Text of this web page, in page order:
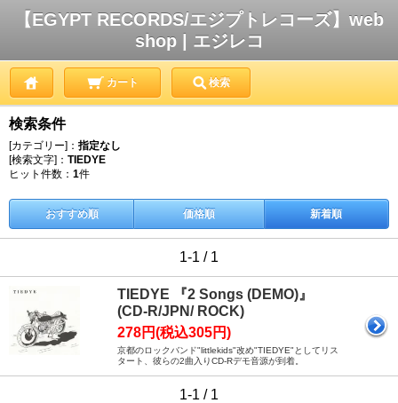
【EGYPT RECORDS/エジプトレコーズ】web
shop | エジレコ
カート 検索
検索条件
[カテゴリー]： 指定なし
[検索文字]： TIEDYE
ヒット件数： 1件
おすすめ順 価格順 新着順
1-1 / 1
TIEDYE 『2 Songs (DEMO)』
(CD-R/JPN/ ROCK)
278円(税込305円)
京都のロックバンド"littlekids"改め"TIEDYE"としてリス
タート、彼らの2曲入りCD-Rデモ音源が到着。
1-1 / 1